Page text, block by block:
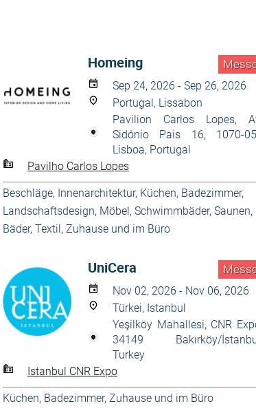
Homeing
Sep 24, 2026 - Sep 26, 2026
Portugal, Lissabon
Pavilion Carlos Lopes,
Sidónio Pais 16, 1070-
Lisboa, Portugal
Pavilho Carlos Lopes
Beschläge, Innenarchitektur, Küchen, Badezimmer,
Landschaftsdesign, Möbel, Schwimmbäder, Saunen,
Bäder, Textil, Zuhause und im Büro
UniCera
Nov 02, 2026 - Nov 06, 2026
Türkei, Istanbul
Yeşilköy Mahallesi, CNR
34149 Bakırköy/
Turkey
Istanbul CNR Expo
Küchen, Badezimmer, Zuhause und im Büro